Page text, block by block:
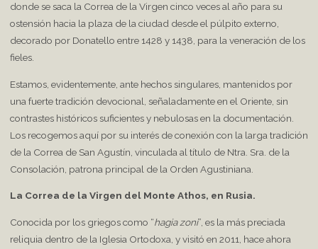
donde se saca la Correa de la Virgen cinco veces al año para su
ostensión hacia la plaza de la ciudad desde el púlpito externo,
decorado por Donatello entre 1428 y 1438, para la veneración de los
fieles.
Estamos, evidentemente, ante hechos singulares, mantenidos por
una fuerte tradición devocional, señaladamente en el Oriente, sin
contrastes históricos suficientes y nebulosas en la documentación.
Los recogemos aquí por su interés de conexión con la larga tradición
de la Correa de San Agustín, vinculada al título de Ntra. Sra. de la
Consolación, patrona principal de la Orden Agustiniana.
La Correa de la Virgen del Monte Athos, en Rusia.
Conocida por los griegos como “hagia zoni”, es la más preciada
reliquia dentro de la Iglesia Ortodoxa, y visitó en 2011, hace ahora